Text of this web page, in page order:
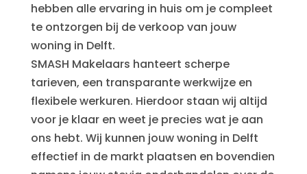
hebben alle ervaring in huis om je compleet
te ontzorgen bij de verkoop van jouw
woning in Delft.
SMASH Makelaars hanteert scherpe
tarieven, een transparante werkwijze en
flexibele werkuren. Hierdoor staan wij altijd
voor je klaar en weet je precies wat je aan
ons hebt. Wij kunnen jouw woning in Delft
effectief in de markt plaatsen en bovendien